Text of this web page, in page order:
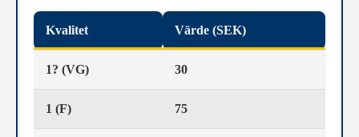
Kvalitet Värde (SEK)
1? (VG) 30
1 (F) 75